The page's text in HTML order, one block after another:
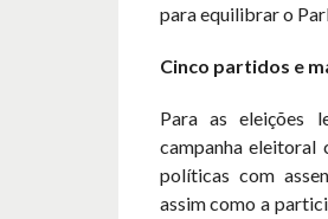
para equilibrar o
Cinco partidos e
Para as eleições
campanha eleitoral
políticas com
assim como a